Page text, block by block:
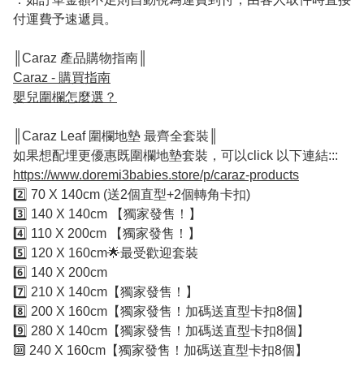
付運費予速遞員。
║Caraz 產品購物指南║
Caraz - 購買指南
嬰兒圍欄怎麼選？
║Caraz Leaf 圍欄地墊 最齊全套裝║
如果想配埋更優惠既圍欄地墊套裝，可以click 以下連結:::
https://www.doremi3babies.store/p/caraz-products
2️⃣ 70 X 140cm (送2個直型+2個轉角卡扣)
3️⃣ 140 X 140cm 【獨家發售！】
4️⃣ 110 X 200cm 【獨家發售！】
5️⃣ 120 X 160cm🌟最受歡迎套裝
6️⃣ 140 X 200cm
7️⃣ 210 X 140cm【獨家發售！】
8️⃣ 200 X 160cm【獨家發售！加碼送直型卡扣8個】
9️⃣ 280 X 140cm【獨家發售！加碼送直型卡扣8個】
🔟 240 X 160cm【獨家發售！加碼送直型卡扣8個】